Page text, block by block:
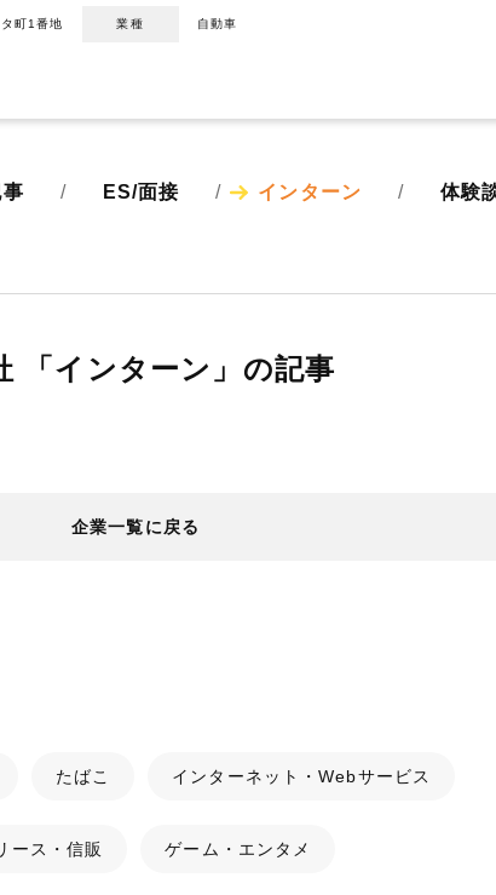
町1番地 業種 自動車
ES/面接 インターン
体験
「インターン」の記事
企業一覧に戻る
たばこ インターネット・Webサービス
ース・信販 ゲーム・エンタメ